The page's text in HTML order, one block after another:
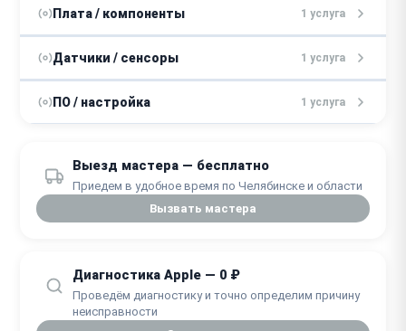
Замена микрофона
1 - 2 дня
от 2000 ₽
Плата / компоненты 1 услуга
Ремонт материнской платы
2 - 4 дня
от 3000 ₽
Датчики / сенсоры 1 услуга
Замена датчиков
1 - 3 дня
от 2000 ₽
ПО / настройка 1 услуга
1 день Выезд мастера — бесплатно
Приедем в удобное время по Челябинске и области
Вызвать мастера
Диагностика Apple — 0 ₽
Проведём диагностику и точно определим причину
неисправности